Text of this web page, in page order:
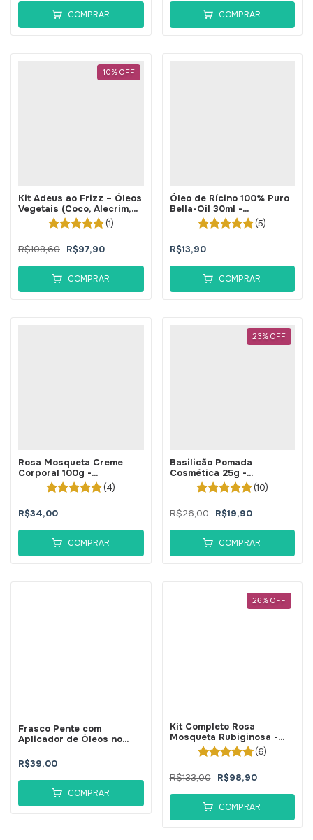
COMPRAR COMPRAR
10% OFF
Kit Adeus ao Frizz – Óleos
Vegetais (Coco, Alecrim,
Rícino e Babosa) -
BellaPhytus
(1)
R$108,60 R$97,90
COMPRAR
Óleo de Rícino 100% Puro
Bella-Oil 30ml -
BellaPhytus
(5)
R$13,90
COMPRAR
Rosa Mosqueta Creme
Corporal 100g -
BellaPhytus
(4)
R$34,00
COMPRAR
23% OFF
Basilicão Pomada
Cosmética 25g -
BellaPhytus
(10)
R$26,00 R$19,90
COMPRAR
Frasco Pente com
Aplicador de Óleos no
R$39,00
COMPRAR
26% OFF
Kit Completo Rosa
Mosqueta Rubiginosa -
BellaPhytus
(6)
R$133,00 R$98,90
COMPRAR